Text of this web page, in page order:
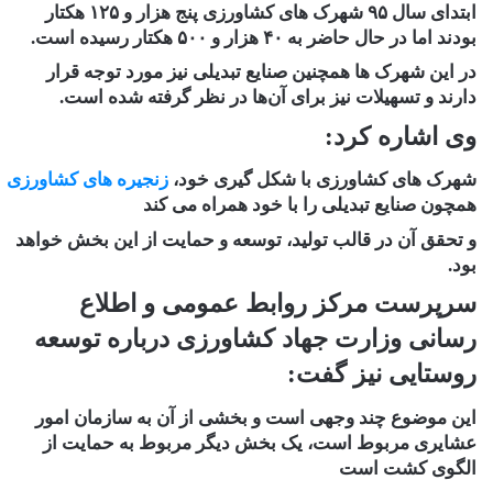
ابتدای سال ۹۵ شهرک های کشاورزی پنج هزار و ۱۲۵ هکتار
بودند اما در حال حاضر به ۴۰ هزار و ۵۰۰ هکتار رسیده است.
در این شهرک ها همچنین صنایع تبدیلی نیز مورد توجه قرار
دارند و تسهیلات نیز برای آن‌ها در نظر گرفته شده است.
وی اشاره کرد:
شهرک های کشاورزی با شکل گیری خود، زنجیره های کشاورزی
همچون صنایع تبدیلی را با خود همراه می کند
و تحقق آن در قالب تولید، توسعه و حمایت از این بخش خواهد
بود.
سرپرست مرکز روابط عمومی و اطلاع
رسانی وزارت جهاد کشاورزی درباره توسعه
روستایی نیز گفت:
این موضوع چند وجهی است و بخشی از آن به سازمان امور
عشایری مربوط است، یک بخش دیگر مربوط به حمایت از
الگوی کشت است